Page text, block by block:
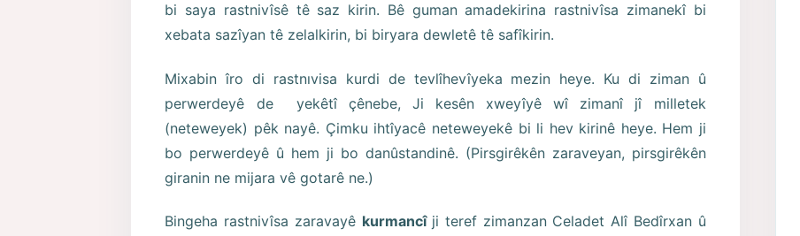
bi saya rastnivîsê tê saz kirin. Bê guman amadekirina rastnivîsa zimanekî bi
xebata sazîyan tê zelalkirin, bi biryara dewletê tê safîkirin.
Mixabin îro di rastnıvisa kurdi de tevlîhevîyeka mezin heye. Ku di ziman û
perwerdeyê de yekêtî çênebe, Ji kesên xweyîyê wî zimanî jî milletek
(neteweyek) pêk nayê. Çimku ihtîyacê neteweyekê bi li hev kirinê heye. Hem ji
bo perwerdeyê û hem ji bo danûstandinê. (Pirsgirêkên zaraveyan, pirsgirêkên
giranin ne mijara vê gotarê ne.)
Bingeha rastnivîsa zaravayê kurmancîji teref zimanzan Celadet Alî Bedîrxan û